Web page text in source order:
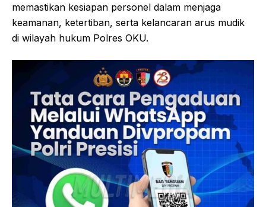
memastikan kesiapan personel dalam menjaga
keamanan, ketertiban, serta kelancaran arus mudik
di wilayah hukum Polres OKU.